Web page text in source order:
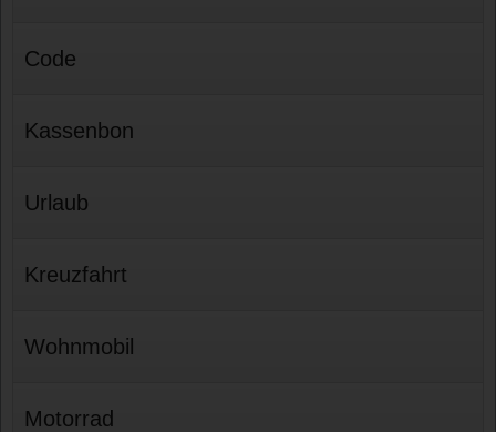
Code
Kassenbon
Urlaub
Kreuzfahrt
Wohnmobil
Motorrad